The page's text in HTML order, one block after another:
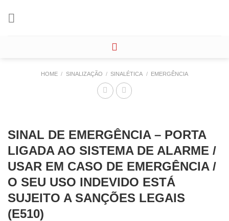
HOME / SINALIZAÇÃO / SINALÉTICA / EMERGÊNCIA
SINAL DE EMERGÊNCIA – PORTA
LIGADA AO SISTEMA DE ALARME /
USAR EM CASO DE EMERGÊNCIA /
O SEU USO INDEVIDO ESTÁ
SUJEITO A SANÇÕES LEGAIS
(E510)